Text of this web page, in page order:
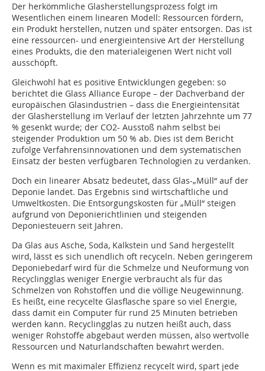
Der herkömmliche Glasherstellungsprozess folgt im
Wesentlichen einem linearen Modell: Ressourcen fördern,
ein Produkt herstellen, nutzen und später entsorgen. Das ist
eine ressourcen- und energieintensive Art der Herstellung
eines Produkts, die den materialeigenen Wert nicht voll
ausschöpft.
Gleichwohl hat es positive Entwicklungen gegeben: so
berichtet die Glass Alliance Europe – der Dachverband der
europäischen Glasindustrien – dass die Energieintensität
der Glasherstellung im Verlauf der letzten Jahrzehnte um 77
% gesenkt wurde; der CO2- Ausstoß nahm selbst bei
steigender Produktion um 50 % ab. Dies ist dem Bericht
zufolge Verfahrensinnovationen und dem systematischen
Einsatz der besten verfügbaren Technologien zu verdanken.
Doch ein linearer Absatz bedeutet, dass Glas-„Müll“ auf der
Deponie landet. Das Ergebnis sind wirtschaftliche und
Umweltkosten. Die Entsorgungskosten für „Müll“ steigen
aufgrund von Deponierichtlinien und steigenden
Deponiesteuern seit Jahren.
Da Glas aus Asche, Soda, Kalkstein und Sand hergestellt
wird, lässt es sich unendlich oft recyceln. Neben geringerem
Deponiebedarf wird für die Schmelze und Neuformung von
Recyclingglas weniger Energie verbraucht als für das
Schmelzen von Rohstoffen und die völlige Neugewinnung.
Es heißt, eine recycelte Glasflasche spare so viel Energie,
dass damit ein Computer für rund 25 Minuten betrieben
werden kann. Recyclingglas zu nutzen heißt auch, dass
weniger Rohstoffe abgebaut werden müssen, also wertvolle
Ressourcen und Naturlandschaften bewahrt werden.
Wenn es mit maximaler Effizienz recycelt wird, spart jede